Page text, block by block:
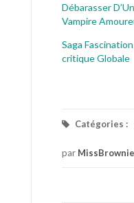
Débarasser D’Un
Vampire
Saga Fascination
critique Globale
Catégories :
par MissBrownie